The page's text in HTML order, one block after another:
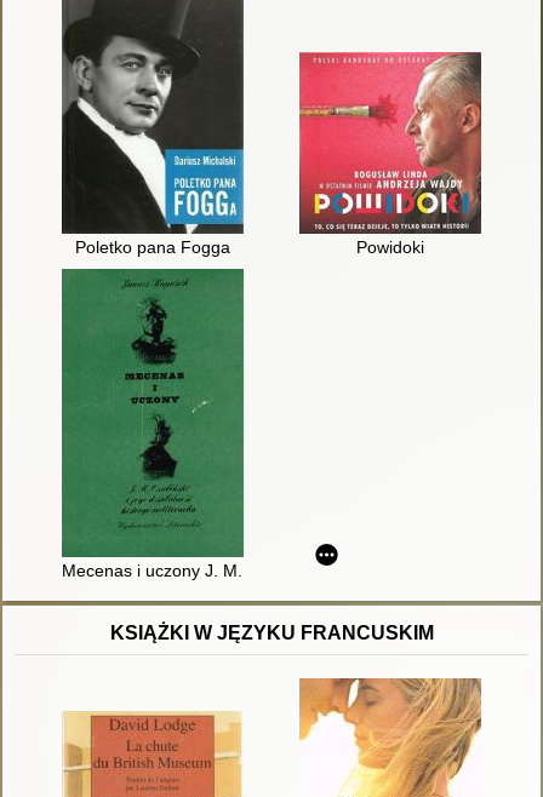
Poletko pana Fogga Powidoki
Mecenas i uczony J. M. Ossoliński i jego działalność
KSIĄŻKI W JĘZYKU FRANCUSKIM